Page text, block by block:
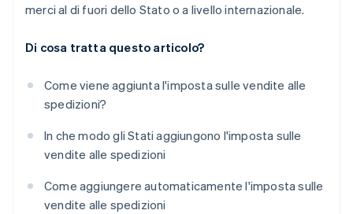
merci al di fuori dello Stato o a livello internazionale.
Di cosa tratta questo articolo?
Come viene aggiunta l'imposta sulle vendite alle
spedizioni?
In che modo gli Stati aggiungono l'imposta sulle
vendite alle spedizioni
Come aggiungere automaticamente l'imposta sulle
vendite alle spedizioni